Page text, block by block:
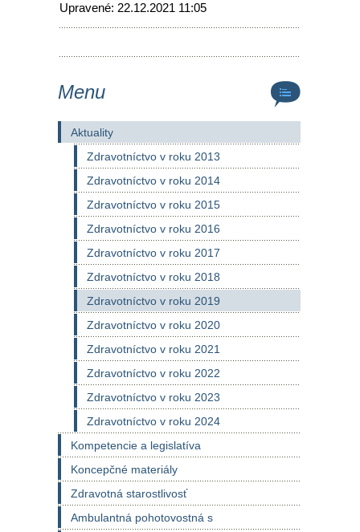
Upravené: 22.12.2021 11:05
Menu
Aktuality
Zdravotníctvo v roku 2013
Zdravotníctvo v roku 2014
Zdravotníctvo v roku 2015
Zdravotníctvo v roku 2016
Zdravotníctvo v roku 2017
Zdravotníctvo v roku 2018
Zdravotníctvo v roku 2019
Zdravotníctvo v roku 2020
Zdravotníctvo v roku 2021
Zdravotníctvo v roku 2022
Zdravotníctvo v roku 2023
Zdravotníctvo v roku 2024
Kompetencie a legislatíva
Koncepčné materiály
Zdravotná starostlivosť
Ambulantná pohotovostná s